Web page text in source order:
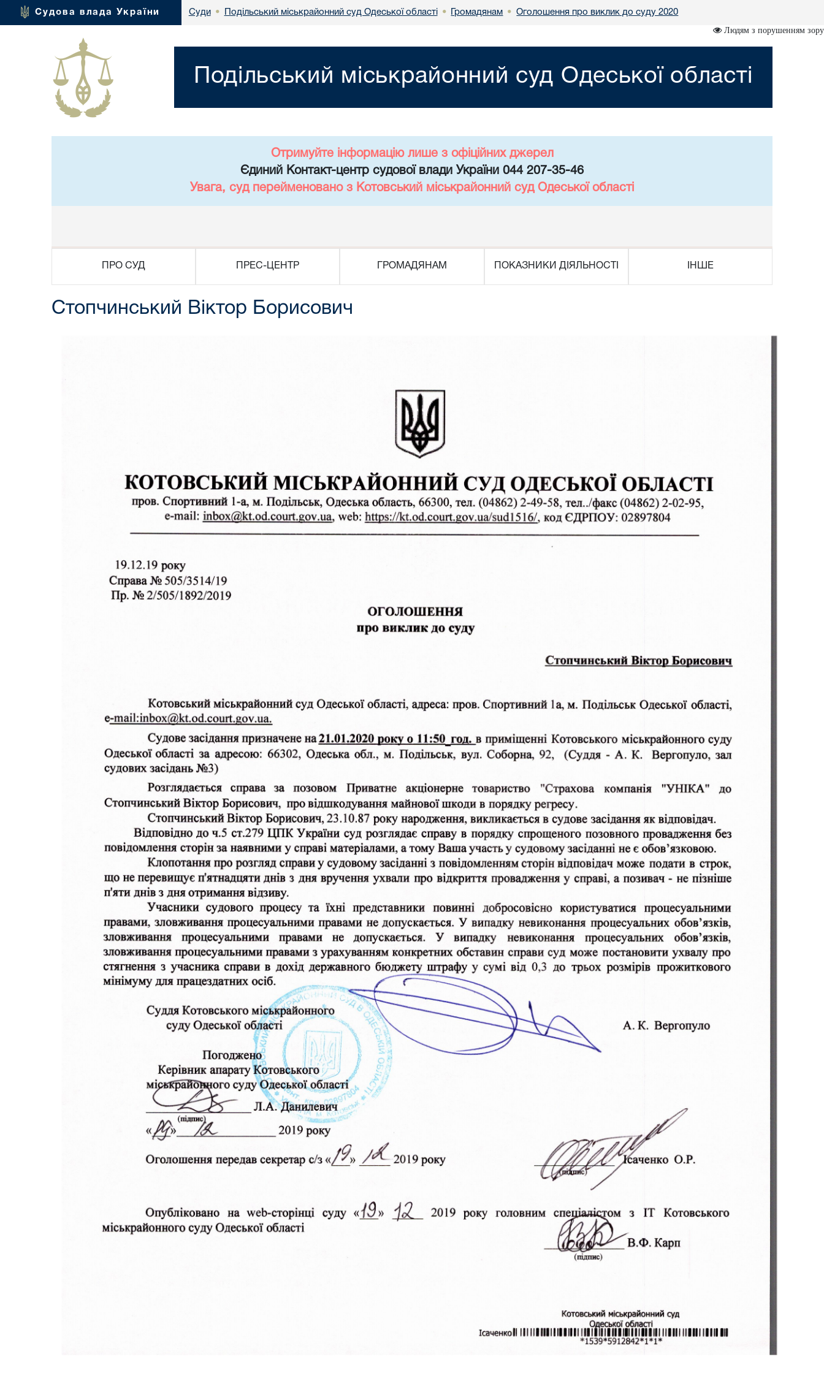
Судова влада України Суди • Подільський міськрайонний суд Одеської області • Громадянам • Оголошення про виклик до суду 2020
Людям з порушенням зору
Подільський міськрайонний суд Одеської області
Отримуйте інформацію лише з офіційних джерел
Єдиний Контакт-центр судової влади України 044 207-35-46
Увага, суд перейменовано з Котовський міськрайонний суд Одеської області
ПРО СУД ПРЕС-ЦЕНТР ГРОМАДЯНАМ ПОКАЗНИКИ ДІЯЛЬНОСТІ ІНШЕ
Стопчинський Віктор Борисович